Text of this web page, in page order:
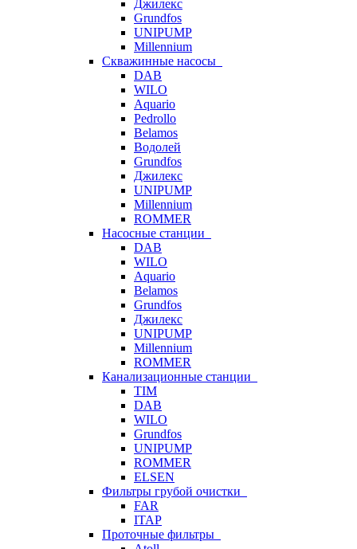
Джилекс
Grundfos
UNIPUMP
Millennium
Скважинные насосы
DAB
WILO
Aquario
Pedrollo
Belamos
Водолей
Grundfos
Джилекс
UNIPUMP
Millennium
ROMMER
Насосные станции
DAB
WILO
Aquario
Belamos
Grundfos
Джилекс
UNIPUMP
Millennium
ROMMER
Канализационные станции
TIM
DAB
WILO
Grundfos
UNIPUMP
ROMMER
ELSEN
Фильтры грубой очистки
FAR
ITAP
Проточные фильтры